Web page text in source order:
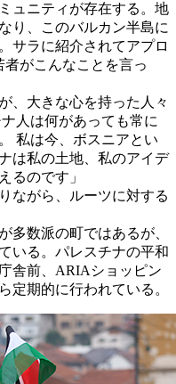
ュニティが存在する。地
り、このバルカン半島に
サラに紹介されてアプロ
がこんなことを言っ
、大きな心を持った人々
人は何があっても常に
私は今、ボスニアとい
は私の土地、私のアイデ
るのです」
ながら、ルーツに対する
数派の町ではあるが、
いる。パレスチナの平和
舎前、ARIAショッピン
定期的に行われている。